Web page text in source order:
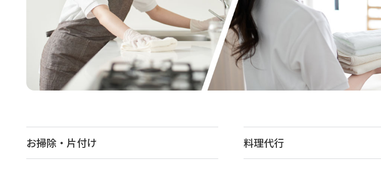
お掃除・片付け 料理代行